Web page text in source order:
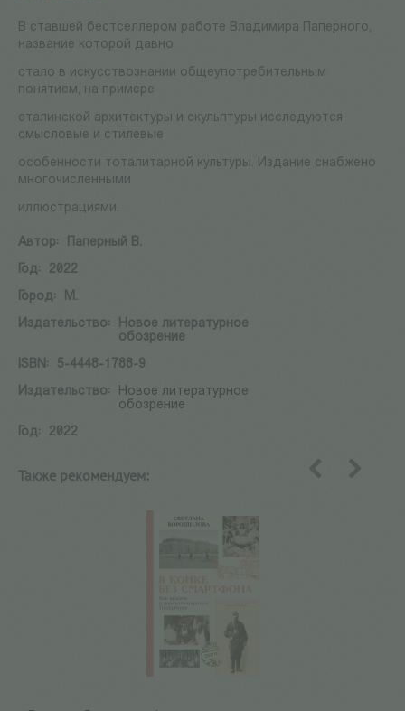
В ставшей бестселлером работе Владимира Паперного,
название которой давно
стало в искусствознании общеупотребительным
понятием, на примере
сталинской архитектуры и скульптуры исследуются
смысловые и стилевые
особенности тоталитарной культуры. Издание снабжено
многочисленными
иллюстрациями.
Автор:
Паперный В.
Год:
2022
Город:
М.
Издательство:
Новое литературное
обозрение
ISBN:
5-4448-1788-9
Издательство:
Новое литературное
обозрение
Год:
2022
Также рекомендуем: